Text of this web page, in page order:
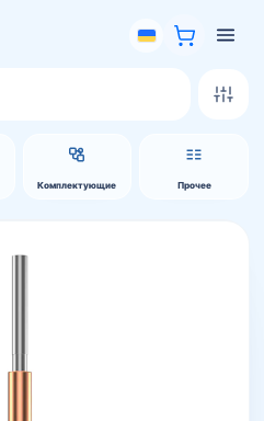
Комплектующие Прочее